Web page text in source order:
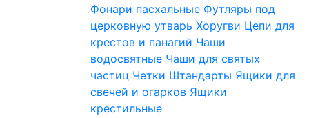
Фонари пасхальные Футляры под
церковную утварь Хоругви Цепи для
крестов и панагий Чаши
водосвятные Чаши для святых
частиц Четки Штандарты Ящики для
свечей и огарков Ящики
крестильные